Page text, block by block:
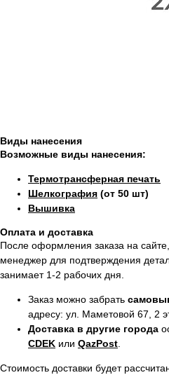
Виды нанесения
Возможные виды нанесения:
Термотрансферная печать
Шелкография (от 50 шт)
Вышивка
Оплата и доставка
После оформления заказа на
менеджер для подтверждения
занимает 1-2 рабочих дня.
Заказ можно забрать
адресу: ул. Маметовой 67, 2
Доставка в другие города
CDEK или QazPost.
Стоимость доставки будет